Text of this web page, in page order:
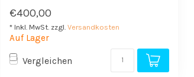
€400,00
* Inkl. MwSt. zzgl. Versandkosten
Auf Lager
Vergleichen